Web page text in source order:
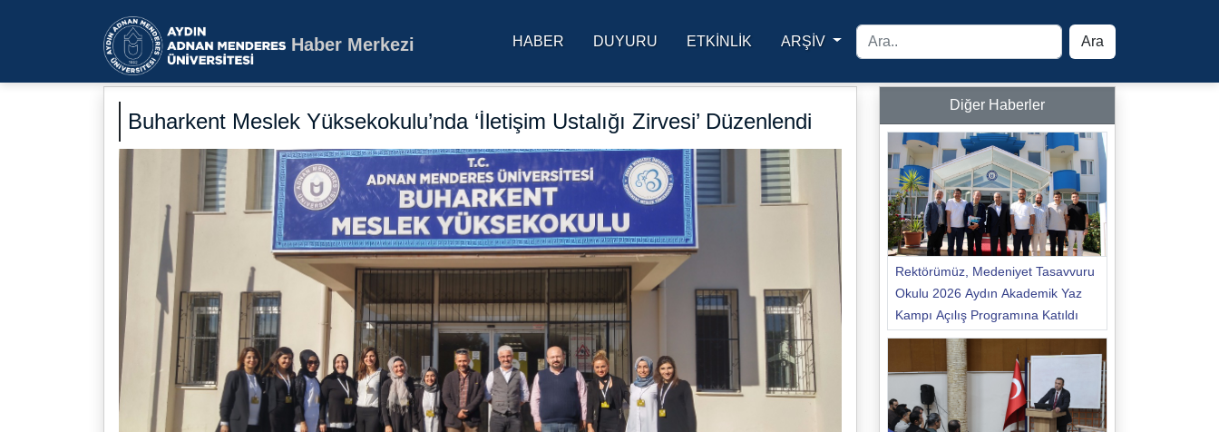
Aydın Adnan Menderes Üniversitesi Ana Sayfa
Haber Merkezi HABER DUYURU ETKINLIK ARŞİV Ara
Buharkent Meslek Yüksekokulu’nda ‘İletişim Ustalığı Zirvesi’ Düzenlendi
Diğer Haberler
Rektörümüz, Medeniyet Tasavvuru
Okulu 2026 Aydın Akademik Yaz
Kampı Açılış Programına Katıldı